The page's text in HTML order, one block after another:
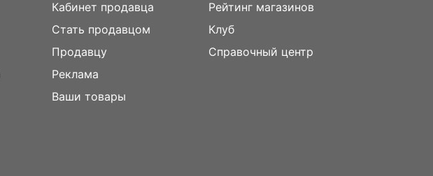
Кабинет продавца
Стать продавцом
Продавцу
Реклама
Ваши товары
Рейтинг магазинов
Клуб
Справочный центр